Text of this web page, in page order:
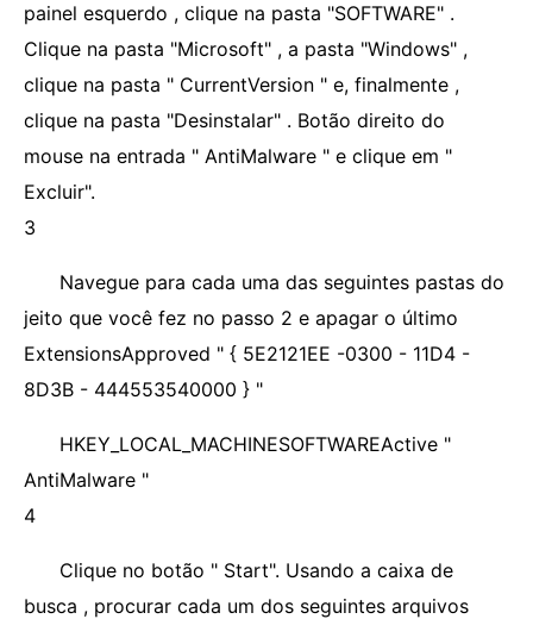
painel esquerdo , clique na pasta "SOFTWARE" .
Clique na pasta "Microsoft" , a pasta "Windows" ,
clique na pasta " CurrentVersion " e, finalmente ,
clique na pasta "Desinstalar" . Botão direito do
mouse na entrada " AntiMalware " e clique em "
Excluir".
3
Navegue para cada uma das seguintes pastas do
jeito que você fez no passo 2 e apagar o último
ExtensionsApproved " { 5E2121EE -0300 - 11D4 -
8D3B - 444553540000 } "
HKEY_LOCAL_MACHINESOFTWAREActive "
AntiMalware "
4
Clique no botão " Start". Usando a caixa de
busca , procurar cada um dos seguintes arquivos